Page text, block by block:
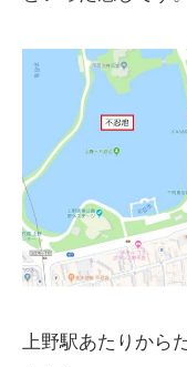
上野駅あたりから